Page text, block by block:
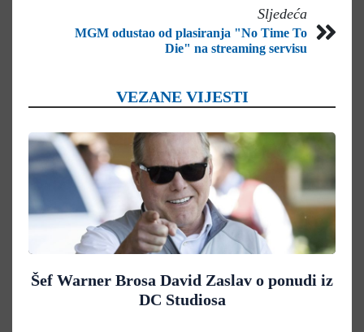
Sljedeća
MGM odustao od plasiranja "No Time To
Die" na streaming servisu
VEZANE VIJESTI
Šef Warner Brosa David Zaslav o ponudi iz
DC Studiosa